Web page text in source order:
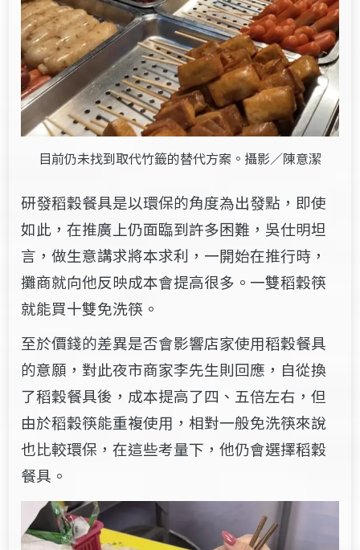
目前仍未找到取代竹籤的替代方案。攝影／陳意潔
研發稻穀餐具是以環保的角度為出發點，即使
如此，在推廣上仍面臨到許多困難，吳仕明坦
言，做生意講求將本求利，一開始在推行時，
攤商就向他反映成本會提高很多。一雙稻穀筷
就能買十雙免洗筷。
至於價錢的差異是否會影響店家使用稻穀餐具
的意願，對此夜市商家李先生則回應，自從換
了稻穀餐具後，成本提高了四、五倍左右，但
由於稻穀筷能重複使用，相對一般免洗筷來說
也比較環保，在這些考量下，他仍會選擇稻穀
餐具。